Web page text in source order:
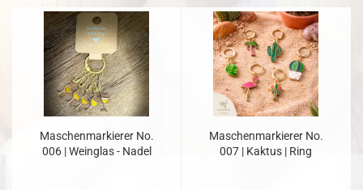
Maschenmarkierer No.
006 | Weinglas - Nadel
Maschenmarkierer No.
007 | Kaktus | Ring